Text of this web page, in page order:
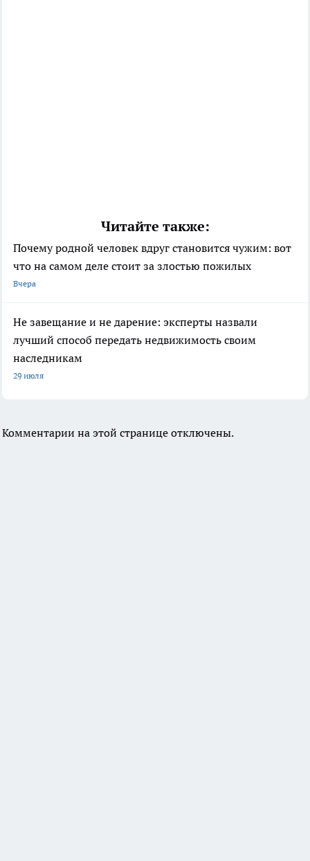
Читайте также:
Почему родной человек вдруг становится чужим: вот
что на самом деле стоит за злостью пожилых
Вчера
Не завещание и не дарение: эксперты назвали
лучший способ передать недвижимость своим
наследникам
29 июля
Комментарии на этой странице отключены.